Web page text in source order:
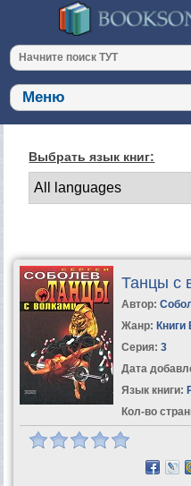
Выбрать язык книг:
Танцы с
Автор:
Жанр: Книги
Серия: 3
Дата
Язык книги:
Кол-во